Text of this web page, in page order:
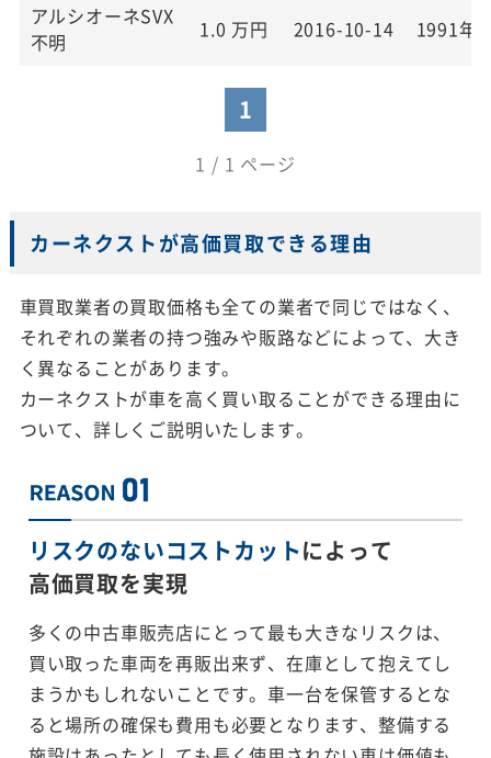
アルシオーネSVX
不明
1.0 万円 2016-10-14 1991年
1
1 / 1 ページ
カーネクストが高価買取できる理由
車買取業者の買取価格も全ての業者で同じではなく、
それぞれの業者の持つ強みや販路などによって、大き
く異なることがあります。
カーネクストが車を高く買い取ることができる理由に
ついて、詳しくご説明いたします。
リスクのないコストカットによって
高価買取を実現
多くの中古車販売店にとって最も大きなリスクは、
買い取った車両を再販出来ず、在庫として抱えてし
まうかもしれないことです。車一台を保管するとな
ると場所の確保も費用も必要となります、整備する